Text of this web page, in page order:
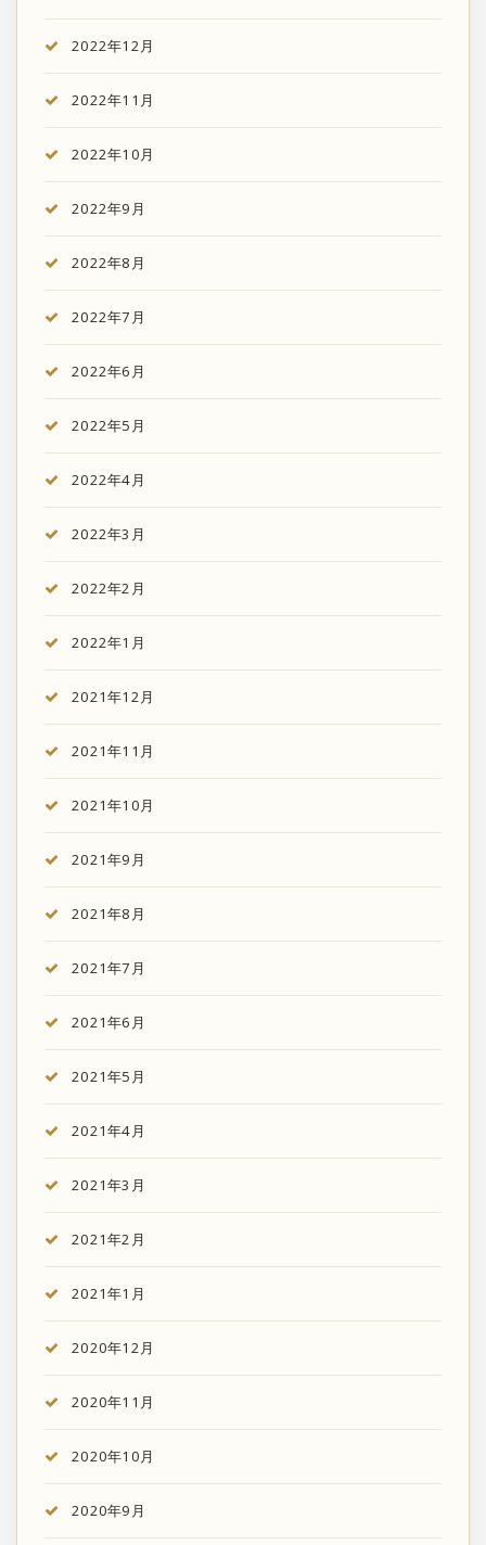
2022年12月
2022年11月
2022年10月
2022年9月
2022年8月
2022年7月
2022年6月
2022年5月
2022年4月
2022年3月
2022年2月
2022年1月
2021年12月
2021年11月
2021年10月
2021年9月
2021年8月
2021年7月
2021年6月
2021年5月
2021年4月
2021年3月
2021年2月
2021年1月
2020年12月
2020年11月
2020年10月
2020年9月